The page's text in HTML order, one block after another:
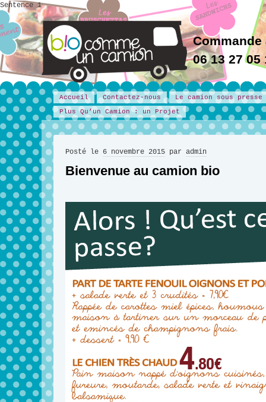
Sentence 1
Commande
06 13 27 05
Accueil Contactez-nous
Le camion sous presse
Plus Qu’un Camion : un Projet
Bienvenue au camion bio
Posté le 6 novembre 2015 par admin